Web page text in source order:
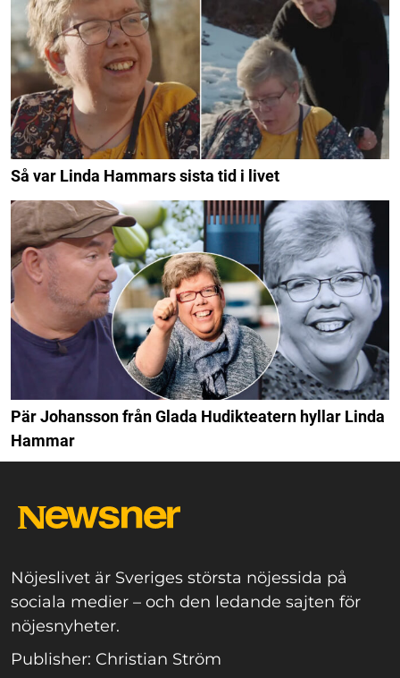
Så var Linda Hammars sista tid i livet
Pär Johansson från Glada Hudikteatern hyllar Linda
Hammar
Nöjeslivet är Sveriges största nöjessida på
sociala medier – och den ledande sajten för
nöjesnyheter.
Publisher: Christian Ström